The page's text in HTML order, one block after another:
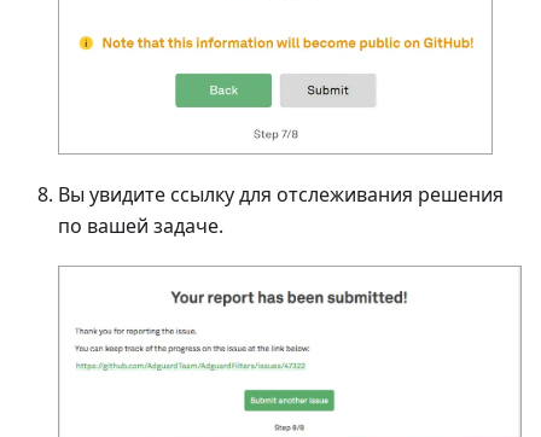
Вы увидите ссылку для отслеживания решения
по вашей задаче.